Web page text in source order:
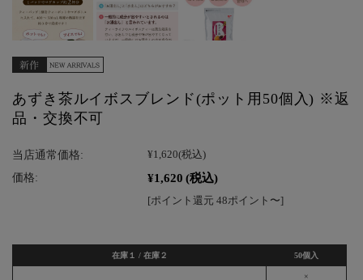
あずき茶ルイボスブレンド(ポット用50個入) ※返
品・交換不可
当店通常価格: ¥1,620(税込)
価格: ¥1,620 (税込)
[ポイント還元 48ポイント〜]
在庫１ / 在庫２ 50個入
×